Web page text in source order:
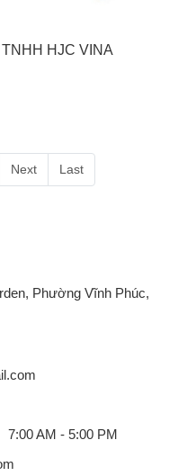
HJC VINA
Next Last
Phường Vĩnh Phúc,
AM - 5:00 PM